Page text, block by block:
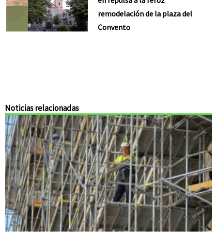
remodelación de la plaza del
Convento
Noticias relacionadas